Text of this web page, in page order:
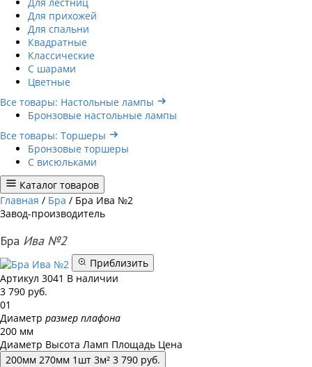
Для прихожей
Для спальни
Квадратные
Классические
С шарами
Цветные
Все товары: Настольные лампы
Бронзовые настольные лампы
Все товары: Торшеры
Бронзовые торшеры
С висюльками
Каталог товаров
Главная / Бра / Бра Ива №2
Завод-производитель
Бра Ива №2
Приблизить
Артикул 3041 В наличии
3 790 руб.
01
Диаметр размер плафона
200 мм
Диаметр Высота Ламп Площадь Цена
200мм 270мм 1 шт 3м² 3 790 руб.